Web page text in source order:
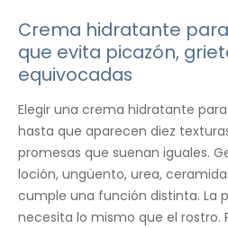
Crema hidratante
que evita picazón,
equivocadas
Elegir una crema hidratante
hasta que aparecen diez
promesas que suenan iguales.
loción, ungüento, urea,
cumple una función distinta. La
necesita lo mismo que el rostro.